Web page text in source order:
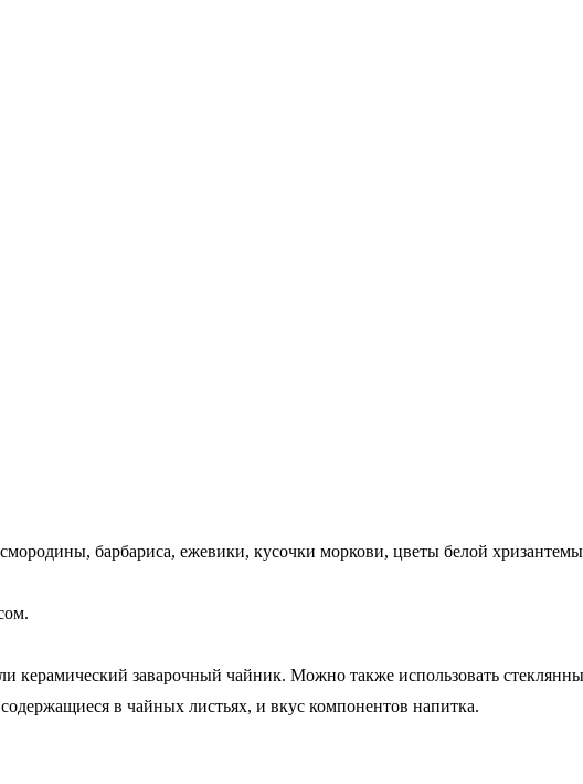
барбариса, ежевики, кусочки моркови, цветы белой
керамический заварочный чайник. Можно также использовать
в чайных листьях, и вкус компонентов напитка.